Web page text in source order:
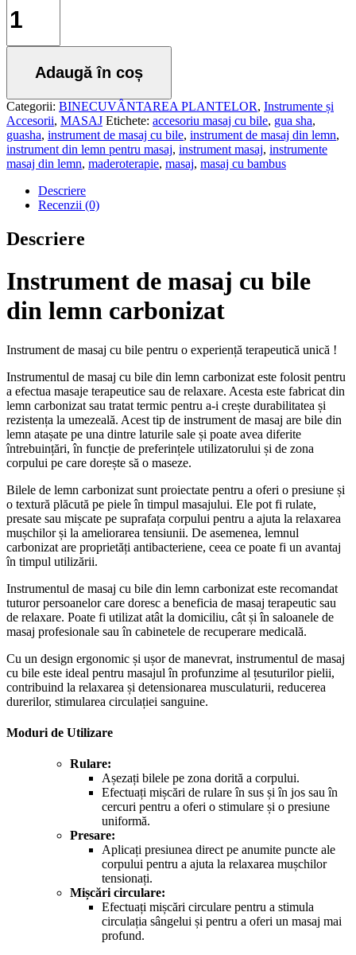
INSTRUMENT
DE
MASAJ
Adaugă în coș
Categorii: BINECUVÂNTAREA PLANTELOR, Instrumente și
Accesorii, MASAJ Etichete: accesoriu masaj cu bile, gua sha,
guasha, instrument de masaj cu bile, instrument de masaj din lemn,
instrument din lemn pentru masaj, instrument masaj, instrumente
masaj din lemn, maderoterapie, masaj, masaj cu bambus
Descriere
Recenzii (0)
Descriere
Instrument de masaj cu bile
din lemn carbonizat
Instrument de masaj cu bile pentru o experiență terapeutică unică !
Instrumentul de masaj cu bile din lemn carbonizat este folosit pentru
a efectua masaje terapeutice sau de relaxare. Acesta este fabricat din
lemn carbonizat sau tratat termic pentru a-i crește durabilitatea și
rezistența la umezeală. Acest tip de instrument de masaj are bile din
lemn atașate pe una dintre laturile sale și poate avea diferite
întrebuințări, în funcție de preferințele utilizatorului și de zona
corpului pe care dorește să o maseze.
Bilele de lemn carbonizat sunt proiectate pentru a oferi o presiune și
o textură plăcută pe piele în timpul masajului. Ele pot fi rulate,
presate sau mișcate pe suprafața corpului pentru a ajuta la relaxarea
mușchilor și la ameliorarea tensiunii. De asemenea, lemnul
carbonizat are proprietăți antibacteriene, ceea ce poate fi un avantaj
în timpul utilizării.
Instrumentul de masaj cu bile din lemn carbonizat este recomandat
tuturor persoanelor care doresc a beneficia de masaj terapeutic sau
de relaxare. Poate fi utilizat atât la domiciliu, cât și în saloanele de
masaj profesionale sau în cabinetele de recuperare medicală.
Cu un design ergonomic și ușor de manevrat, instrumentul de masaj
cu bile este ideal pentru masajul în profunzime al țesuturilor pielii,
contribuind la relaxarea și detensionarea musculaturii, reducerea
durerilor, stimularea circulației sanguine.
Moduri de Utilizare
Rulare:
Așezați bilele pe zona dorită a corpului.
Efectuați mișcări de rulare în sus și în jos sau în
cercuri pentru a oferi o stimulare și o presiune
uniformă.
Presare:
Aplicați presiunea direct pe anumite puncte ale
corpului pentru a ajuta la relaxarea mușchilor
tensionați.
Mișcări circulare:
Efectuați mișcări circulare pentru a stimula
circulația sângelui și pentru a oferi un masaj mai
profund.